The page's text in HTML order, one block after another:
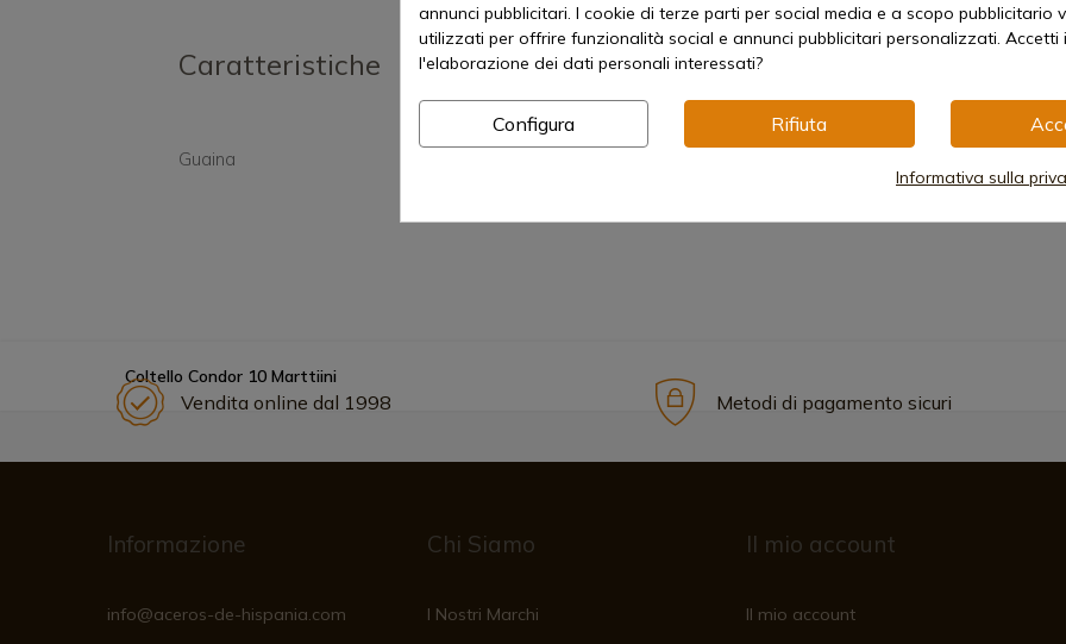
Caratteristiche
Guaina
Coltello Condor 10 Marttiini
Vendita online dal 1998 Metodi di pagamento sicuri
Informazione
info@aceros-de-hispania.com
Chi Siamo
I Nostri Marchi
Il mio account
Il mio account
annunci pubblicitari. I cookie di terze parti per social media e a scopo pubblicitario
utilizzati per offrire funzionalità social e annunci pubblicitari personalizzati. Accetti
l'elaborazione dei dati personali interessati?
Configura Rifiuta
Informativa sulla